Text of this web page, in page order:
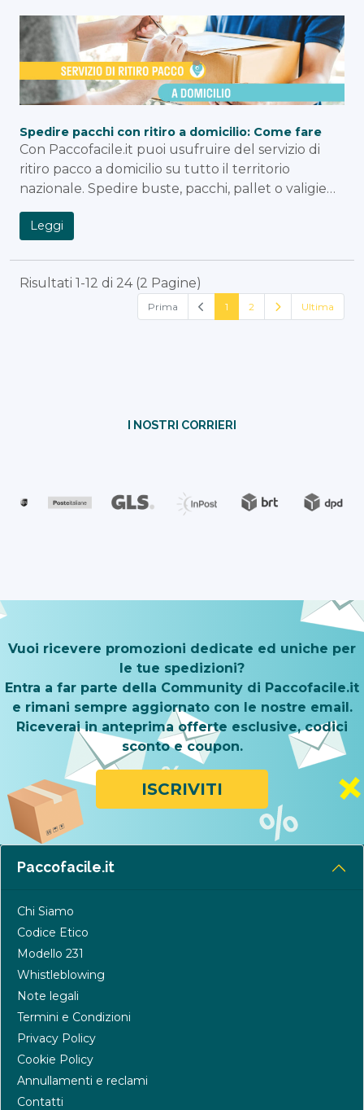
Spedire pacchi con ritiro a domicilio: Come fare
Con Paccofacile.it puoi usufruire del servizio di
ritiro pacco a domicilio su tutto il territorio
nazionale. Spedire buste, pacchi, pallet o valigie…
Leggi
Risultati 1-12 di 24 (2 Pagine)
Prima 1 2 Ultima
I NOSTRI CORRIERI
Vuoi ricevere promozioni dedicate ed uniche per
le tue spedizioni?
Entra a far parte della Community di Paccofacile.it
e rimani sempre aggiornato con le nostre email.
Riceverai in anteprima offerte esclusive, codici
sconto e coupon.
ISCRIVITI
Paccofacile.it
Chi Siamo
Codice Etico
Modello 231
Whistleblowing
Note legali
Termini e Condizioni
Privacy Policy
Cookie Policy
Annullamenti e reclami
Contatti